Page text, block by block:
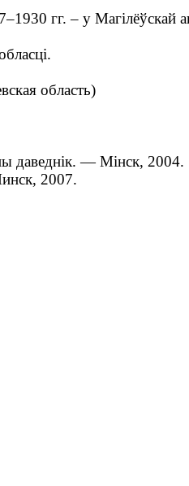
гг. – у Магілёўскай
область)
даведнік. — Мінск, 2004.
2007.